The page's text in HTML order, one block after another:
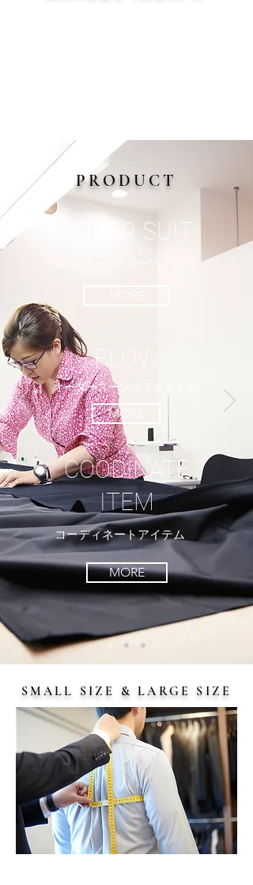
PRODUCT
ORDER SUIT
FLOW
オーダースーツができるまで
MORE
COODINATE
​ITEM
コーディネートアイテム
MORE
SMALL SIZE & LARGE SIZE